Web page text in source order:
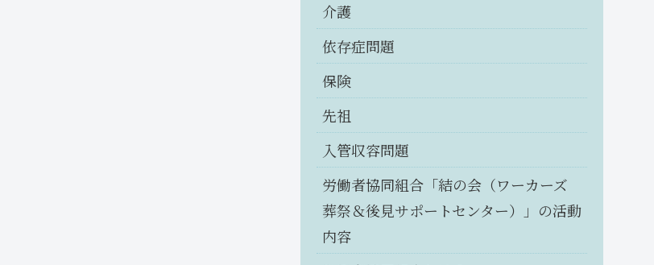
介護
依存症問題
保険
先祖
入管収容問題
労働者協同組合「結の会（ワーカーズ
葬祭＆後見サポートセンター）」の活動
内容